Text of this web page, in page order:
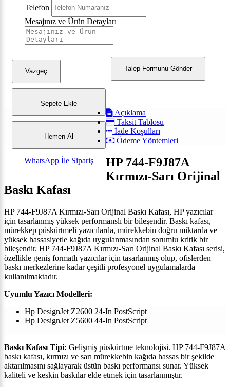
Telefon
Mesajınız ve Ürün Detayları
Talep Formunu Gönder
Vazgeç
Sepete Ekle
Hemen Al
WhatsApp İle Sipariş
Açıklama
Taksit Tablosu
İade Koşulları
Ödeme Yöntemleri
HP 744-F9J87A
Kırmızı-Sarı Orijinal
Baskı Kafası
HP 744-F9J87A Kırmızı-Sarı Orijinal Baskı Kafası, HP yazıcılar
için tasarlanmış yüksek performanslı bir bileşendir. Baskı kafası,
mürekkep püskürtmeli yazıcılarda, mürekkebin doğru miktarda ve
yüksek hassasiyetle kağıda uygulanmasından sorumlu kritik bir
bileşendir. HP 744-F9J87A Kırmızı-Sarı Orijinal Baskı Kafası serisi,
özellikle geniş formatlı yazıcılar için tasarlanmış olup, ofislerden
baskı merkezlerine kadar çeşitli profesyonel uygulamalarda
kullanılmaktadır.
Uyumlu Yazıcı Modelleri:
Hp DesignJet Z2600 24-In PostScript
Hp DesignJet Z5600 44-In PostScript
Baskı Kafası Tipi: Gelişmiş püskürtme teknolojisi. HP 744-F9J87A
baskı kafası, kırmızı ve sarı mürekkebin kağıda hassas bir şekilde
aktarılmasını sağlayarak üstün baskı performansı sunar. Yüksek
kaliteli ve keskin baskılar elde etmek için tasarlanmıştır.